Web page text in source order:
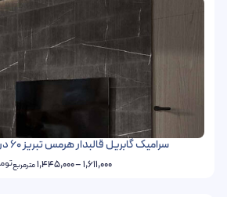
سرامیک گابریل قالبدار هرمس تبریز 60 در 120 پرسلان مات
1,611,000
–
1,445,000مترمربعتومان